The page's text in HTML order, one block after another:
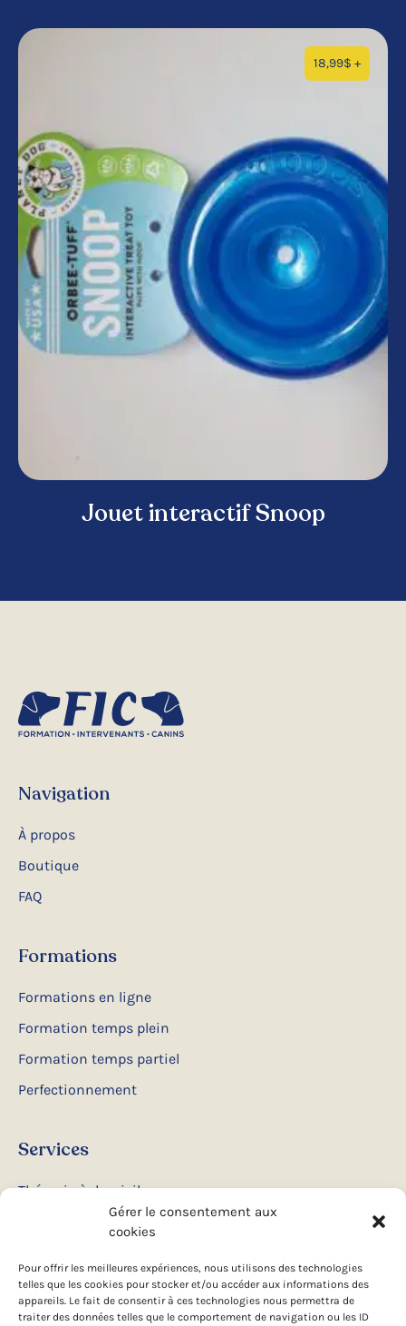
Gérer le consentement aux
cookies
Pour offrir les meilleures expériences, nous utilisons des technologies
telles que les cookies pour stocker et/ou accéder aux informations des
appareils. Le fait de consentir à ces technologies nous permettra de
traiter des données telles que le comportement de navigation ou les ID
18,99$ +
Jouet interactif Snoop
Navigation
À propos
Boutique
FAQ
Formations
Formations en ligne
Formation temps plein
Formation temps partiel
Perfectionnement
Services
Thérapie à domicile
Ateliers et conférences
Suivez-nous